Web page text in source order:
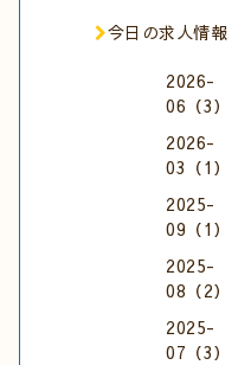
今日の求人情報
2026-
06（3）
2026-
03（1）
2025-
09（1）
2025-
08（2）
2025-
07（3）